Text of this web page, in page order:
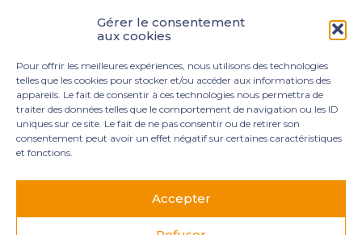
Gérer le consentement
aux cookies
Pour offrir les meilleures expériences, nous utilisons des technologies
telles que les cookies pour stocker et/ou accéder aux informations des
appareils. Le fait de consentir à ces technologies nous permettra de
traiter des données telles que le comportement de navigation ou les ID
uniques sur ce site. Le fait de ne pas consentir ou de retirer son
consentement peut avoir un effet négatif sur certaines caractéristiques
et fonctions.
Accepter
Navigation
actualités
Principale
3 rue Marie Dupil – La Plaine Petit Manoir – 97232 Le